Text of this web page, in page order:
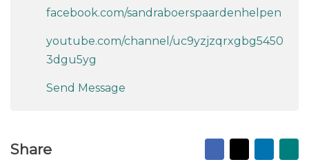
facebook.com/sandraboerspaardenhelpen
youtube.com/channel/uc9yzjzqrxgbg5450
3dgu5yg
Send Message
Share Facebook
X
to